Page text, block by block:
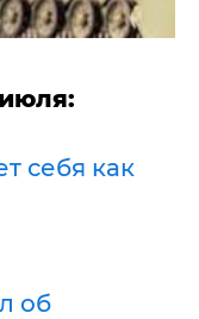
себя как
об